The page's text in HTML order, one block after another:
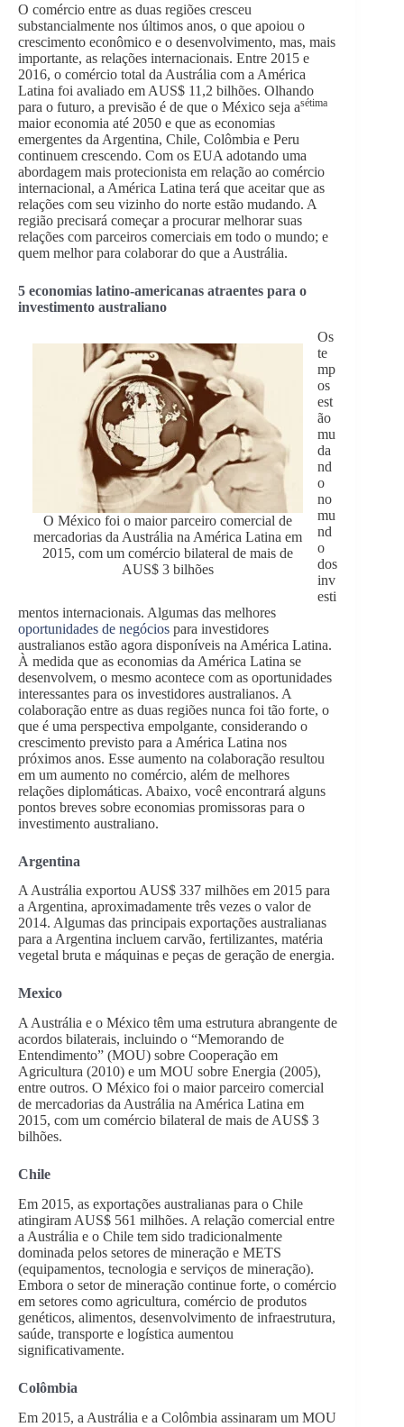
O comércio entre as duas regiões cresceu
substancialmente nos últimos anos, o que apoiou o
crescimento econômico e o desenvolvimento, mas, mais
importante, as relações internacionais. Entre 2015 e
2016, o comércio total da Austrália com a América
Latina foi avaliado em AUS$ 11,2 bilhões. Olhando
para o futuro, a previsão é de que o México seja asétima
maior economia até 2050 e que as economias
emergentes da Argentina, Chile, Colômbia e Peru
continuem crescendo. Com os EUA adotando uma
abordagem mais protecionista em relação ao comércio
internacional, a América Latina terá que aceitar que as
relações com seu vizinho do norte estão mudando. A
região precisará começar a procurar melhorar suas
relações com parceiros comerciais em todo o mundo; e
quem melhor para colaborar do que a Austrália.
5 economias latino-americanas atraentes para o
investimento australiano
O México foi o maior parceiro comercial de
mercadorias da Austrália na América Latina em
2015, com um comércio bilateral de mais de
AUS$ 3 bilhões
Os
te
mp
os
est
ão
mu
da
nd
o
no
mu
nd
o
dos
inv
esti
mentos internacionais. Algumas das melhores
oportunidades de negócios para investidores
australianos estão agora disponíveis na América Latina.
À medida que as economias da América Latina se
desenvolvem, o mesmo acontece com as oportunidades
interessantes para os investidores australianos. A
colaboração entre as duas regiões nunca foi tão forte, o
que é uma perspectiva empolgante, considerando o
crescimento previsto para a América Latina nos
próximos anos. Esse aumento na colaboração resultou
em um aumento no comércio, além de melhores
relações diplomáticas. Abaixo, você encontrará alguns
pontos breves sobre economias promissoras para o
investimento australiano.
Argentina
A Austrália exportou AUS$ 337 milhões em 2015 para
a Argentina, aproximadamente três vezes o valor de
2014. Algumas das principais exportações australianas
para a Argentina incluem carvão, fertilizantes, matéria
vegetal bruta e máquinas e peças de geração de energia.
Mexico
A Austrália e o México têm uma estrutura abrangente de
acordos bilaterais, incluindo o “Memorando de
Entendimento” (MOU) sobre Cooperação em
Agricultura (2010) e um MOU sobre Energia (2005),
entre outros. O México foi o maior parceiro comercial
de mercadorias da Austrália na América Latina em
2015, com um comércio bilateral de mais de AUS$ 3
bilhões.
Chile
Em 2015, as exportações australianas para o Chile
atingiram AUS$ 561 milhões. A relação comercial entre
a Austrália e o Chile tem sido tradicionalmente
dominada pelos setores de mineração e METS
(equipamentos, tecnologia e serviços de mineração).
Embora o setor de mineração continue forte, o comércio
em setores como agricultura, comércio de produtos
genéticos, alimentos, desenvolvimento de infraestrutura,
saúde, transporte e logística aumentou
significativamente.
Colômbia
Em 2015, a Austrália e a Colômbia assinaram um MOU